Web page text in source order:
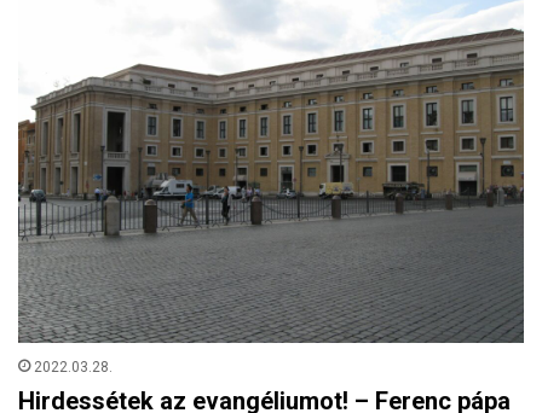
2022.03.28.
Hirdessétek az evangéliumot! – Ferenc pápa